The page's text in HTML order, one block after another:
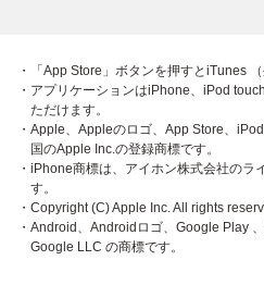
・「App Store」ボタンを押すとiTunes
・アプリケーションはiPhone、iPod
ただけます。
・Apple、Appleのロゴ、App Store、
国のApple Inc.の登録商標です。
・iPhone商標は、アイホン株式会社のラ
す。
・Copyright (C) Apple Inc. All rights
・Android、Androidロゴ、Google Play
Google LLC の商標です。